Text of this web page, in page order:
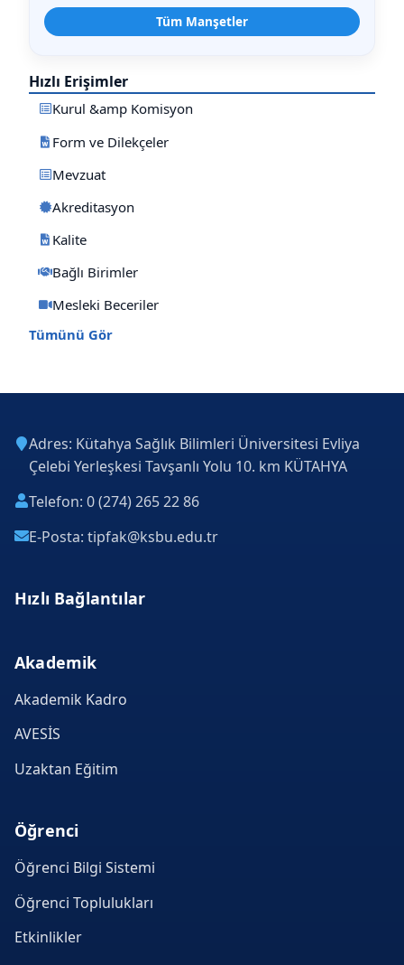
Tüm Manşetler
Hızlı Erişimler
Kurul &amp Komisyon
Form ve Dilekçeler
Mevzuat
Akreditasyon
Kalite
Bağlı Birimler
Mesleki Beceriler
Tümünü Gör
Adres: Kütahya Sağlık Bilimleri Üniversitesi Evliya
Çelebi Yerleşkesi Tavşanlı Yolu 10. km KÜTAHYA
Telefon: 0 (274) 265 22 86
E-Posta: tipfak@ksbu.edu.tr
Hızlı Bağlantılar
Akademik
Akademik Kadro
AVESİS
Uzaktan Eğitim
Öğrenci
Öğrenci Bilgi Sistemi
Öğrenci Toplulukları
Etkinlikler